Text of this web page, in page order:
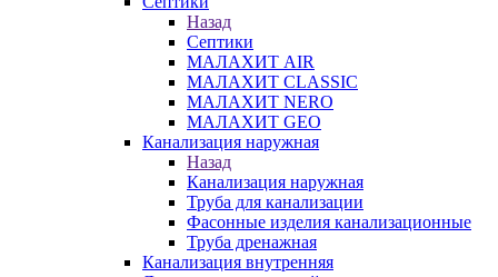
Назад
Септики
МАЛАХИТ AIR
МАЛАХИТ CLASSIC
МАЛАХИТ NERO
МАЛАХИТ GEO
Канализация наружная
Назад
Канализация наружная
Труба для канализации
Фасонные изделия канализационные
Труба дренажная
Канализация внутренняя